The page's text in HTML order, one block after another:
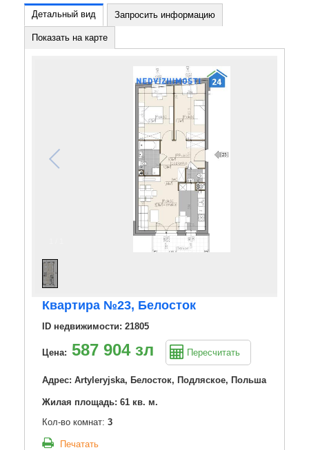
Детальный вид Запросить информацию
Показать на карте
Квартира №23, Белосток
ID недвижимости: 21805
Цена: 587 904 зл Пересчитать
Адрес: Artyleryjska, Белосток, Подляское, Польша
Жилая площадь: 61 кв. м.
Кол-во комнат: 3
Печатать